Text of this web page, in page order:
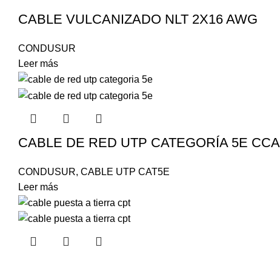
CABLE VULCANIZADO NLT 2X16 AWG
CONDUSUR
Leer más
CABLE DE RED UTP CATEGORÍA 5E CCA
CONDUSUR, CABLE UTP CAT5E
Leer más